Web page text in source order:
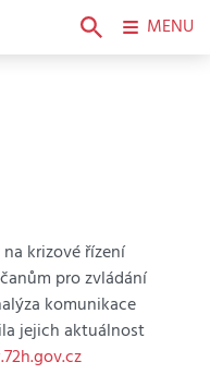
krizové řízení
pro zvládání
komunikace
jejich aktuálnost
MENU